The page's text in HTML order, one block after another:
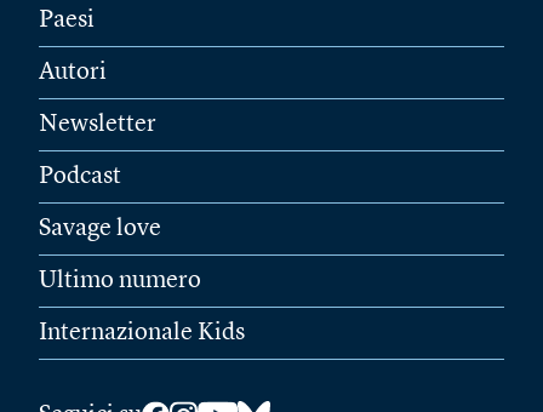
Paesi
Autori
Newsletter
Podcast
Savage love
Ultimo numero
Internazionale Kids